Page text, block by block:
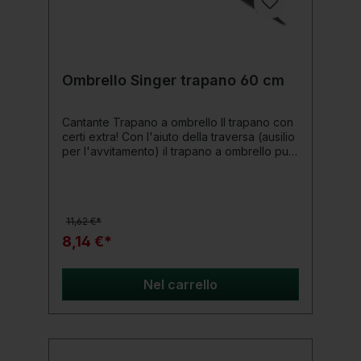
Ombrello Singer trapano 60 cm
Cantante Trapano a ombrello Il trapano con
certi extra! Con l'aiuto della traversa (ausilio
per l'avvitamento) il trapano a ombrello può
sicurezza la traversa (ausilio per
l'avvitamento) è fissata al trapano con una
catena, in modo da non fissarla da nessuna
parte. Lunghezza: 60 cm
11,62 €*
8,14 €*
Nel carrello